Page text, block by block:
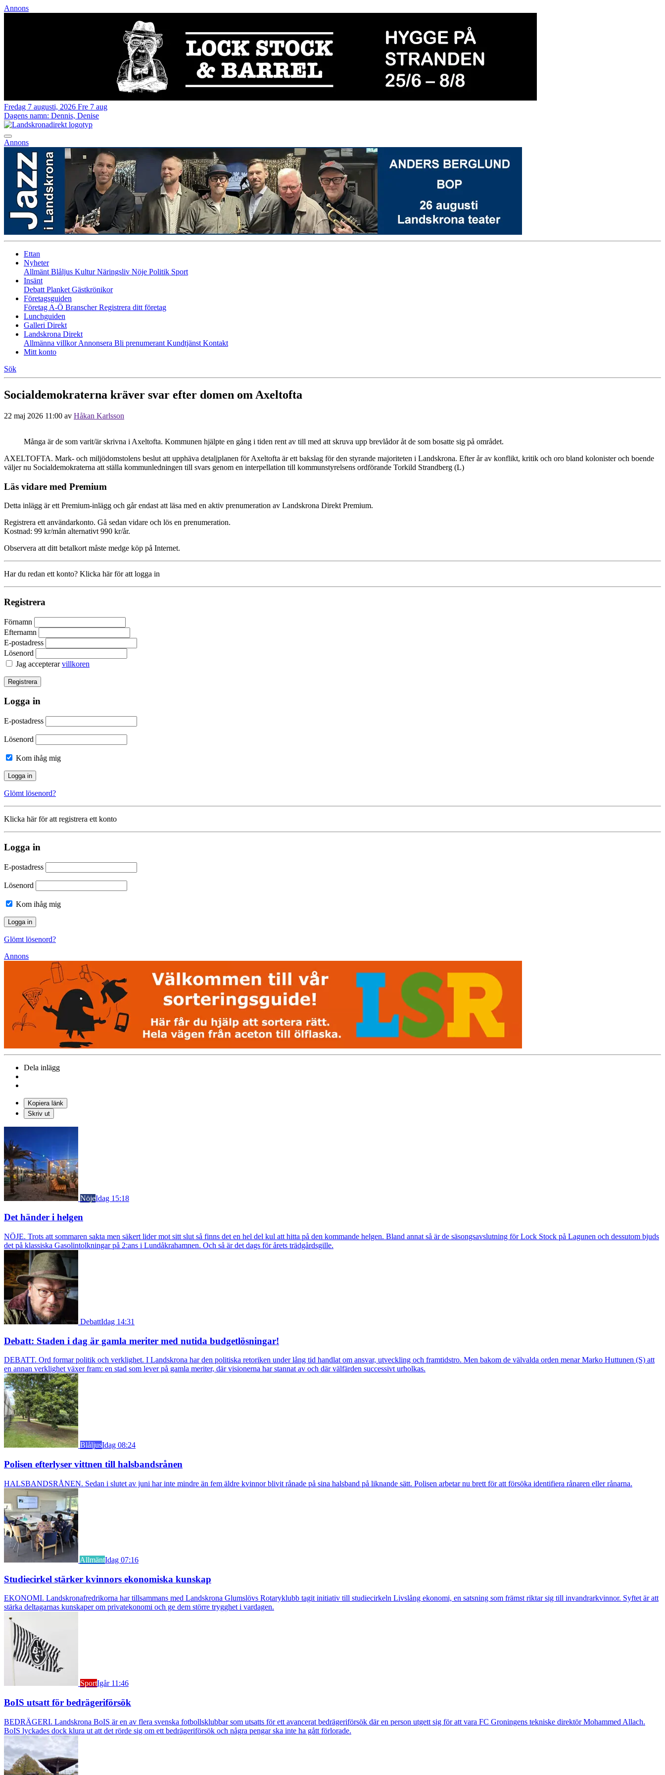
Annons
Fredag 7 augusti, 2026 Fre 7 aug
Dagens namn: Dennis, Denise
Annons
Ettan
Nyheter
Allmänt Blåljus KulturNäringsliv Nöje Politik Sport
Insänt
Debatt Planket Gästkrönikor
Företagsguiden
Företag A-Ö BranscherRegistrera ditt företag
Lunchguiden
Galleri Direkt
Landskrona Direkt
Allmänna villkorAnnonsera Bli prenumerant Kundtjänst Kontakt
Mitt konto
Sök
Socialdemokraterna kräver svar efter domen om Axeltofta
22 maj 2026 11:00 av Håkan Karlsson
Många är de som varit/är skrivna i Axeltofta. Kommunen hjälpte en gång i tiden rent av till med att skruva upp brevlådor åt de som bosatte sig på området.
AXELTOFTA. Mark- och miljödomstolens beslut att upphäva detaljplanen för Axeltofta är ett bakslag för den styrande majoriteten i Landskrona. Efter år av konflikt, kritik och oro bland kolonister och boende
väljer nu Socialdemokraterna att ställa kommunledningen till svars genom en interpellation till kommunstyrelsens ordförande Torkild Strandberg (L)
Läs vidare med Premium
Detta inlägg är ett Premium-inlägg och går endast att läsa med en aktiv prenumeration av Landskrona Direkt Premium.
Registrera ett användarkonto. Gå sedan vidare och lös en prenumeration.
Kostnad: 99 kr/mån alternativt 990 kr/år.
Observera att ditt betalkort måste medge köp på Internet.
Har du redan ett konto? Klicka här för att logga in
Registrera
Förnamn
Efternamn
E-postadress
Lösenord
Jag accepterarvillkoren
Logga in
E-postadress
Lösenord
Kom ihåg mig
Glömt lösenord?
Klicka här för att registrera ett konto
Logga in
E-postadress
Lösenord
Kom ihåg mig
Glömt lösenord?
Annons
Dela inlägg
Kopiera länk
Skriv ut
NöjeIdag 15:18
Det händer i helgen
NÖJE. Trots att sommaren sakta men säkert lider mot sitt slut så finns det en hel del kul att hitta på den kommande helgen. Bland annat så är de säsongsavslutning för Lock Stock på Lagunen och dessutom bjuds
det på klassiska Gasolintolkningar på 2:ans i Lundåkrahamnen. Och så är det dags för årets trädgårdsgille.
DebattIdag 14:31
Debatt: Staden i dag är gamla meriter med nutida budgetlösningar!
DEBATT. Ord formar politik och verklighet. I Landskrona har den politiska retoriken under lång tid handlat om ansvar, utveckling och framtidstro. Men bakom de välvalda orden menar Marko Huttunen (S) att
en annan verklighet växer fram: en stad som lever på gamla meriter, där visionerna har stannat av och där välfärden successivt urholkas.
BlåljusIdag 08:24
Polisen efterlyser vittnen till halsbandsrånen
HALSBANDSRÅNEN. Sedan i slutet av juni har inte mindre än fem äldre kvinnor blivit rånade på sina halsband på liknande sätt. Polisen arbetar nu brett för att försöka identifiera rånaren eller rånarna.
AllmäntIdag 07:16
Studiecirkel stärker kvinnors ekonomiska kunskap
EKONOMI. Landskronafredrikorna har tillsammans med Landskrona Glumslövs Rotaryklubb tagit initiativ till studiecirkeln Livslång ekonomi, en satsning som främst riktar sig till invandrarkvinnor. Syftet är att
stärka deltagarnas kunskaper om privatekonomi och ge dem större trygghet i vardagen.
SportIgår 11:46
BoIS utsatt för bedrägeriförsök
BEDRÄGERI. Landskrona BoIS är en av flera svenska fotbollsklubbar som utsatts för ett avancerat bedrägeriförsök där en person utgett sig för att vara FC Groningens tekniske direktör Mohammed Allach.
BoIS lyckades dock klura ut att det rörde sig om ett bedrägeriförsök och några pengar ska inte ha gått förlorade.